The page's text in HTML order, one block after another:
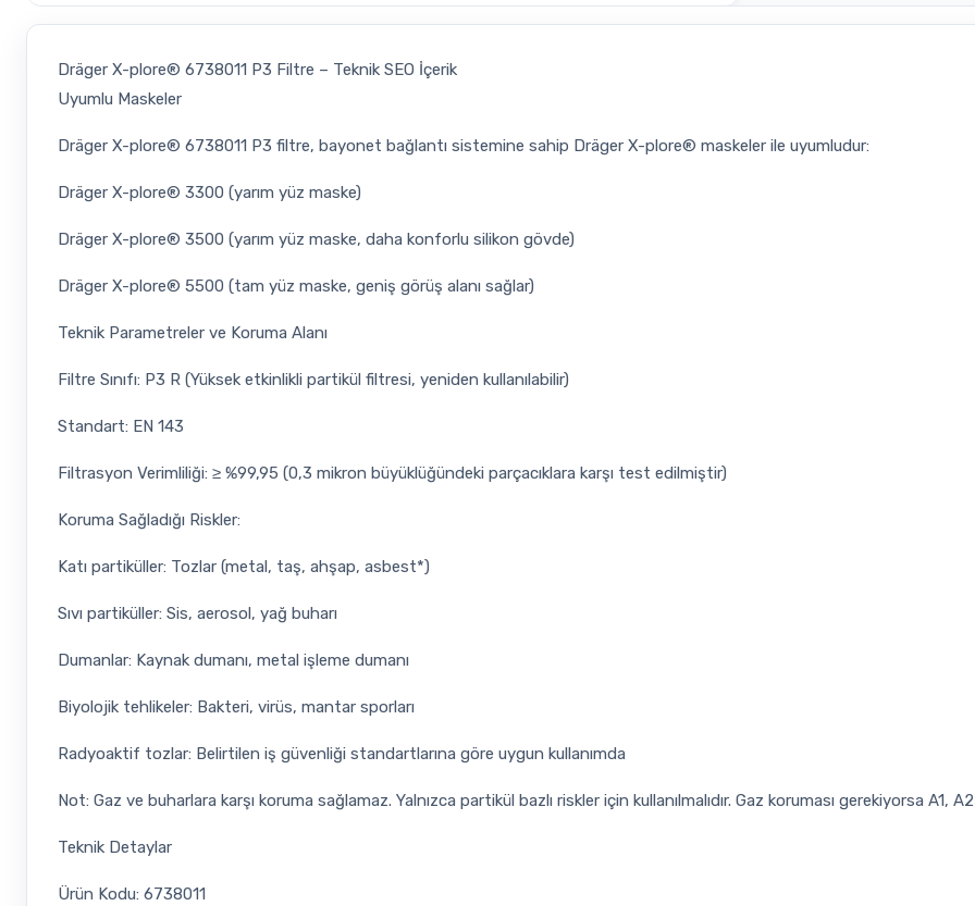
Dräger X-plore® 6738011 P3 Filtre – Teknik SEO İçerik
Uyumlu Maskeler
Dräger X-plore® 6738011 P3 filtre, bayonet bağlantı sistemine sahip Dräger X-plore® maskeler ile uyumludur:
Dräger X-plore® 3300 (yarım yüz maske)
Dräger X-plore® 3500 (yarım yüz maske, daha konforlu silikon gövde)
Dräger X-plore® 5500 (tam yüz maske, geniş görüş alanı sağlar)
Teknik Parametreler ve Koruma Alanı
Filtre Sınıfı: P3 R (Yüksek etkinlikli partikül filtresi, yeniden kullanılabilir)
Standart: EN 143
Filtrasyon Verimliliği: ≥ %99,95 (0,3 mikron büyüklüğündeki parçacıklara karşı test edilmiştir)
Koruma Sağladığı Riskler:
Katı partiküller: Tozlar (metal, taş, ahşap, asbest*)
Sıvı partiküller: Sis, aerosol, yağ buharı
Dumanlar: Kaynak dumanı, metal işleme dumanı
Biyolojik tehlikeler: Bakteri, virüs, mantar sporları
Radyoaktif tozlar: Belirtilen iş güvenliği standartlarına göre uygun kullanımda
Not: Gaz ve buharlara karşı koruma sağlamaz. Yalnızca partikül bazlı riskler için kullanılmalıdır. Gaz koruması gerekiyorsa A1,
Teknik Detaylar
Ürün Kodu: 6738011